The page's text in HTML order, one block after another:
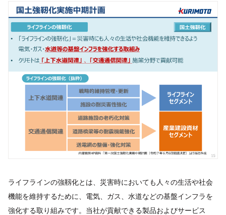
ライフラインの強靱化とは、災害時においても人々の生活や社会
機能を維持するために、電気、ガス、水道などの基盤インフラを
強化する取り組みです。当社が貢献できる製品およびサービス